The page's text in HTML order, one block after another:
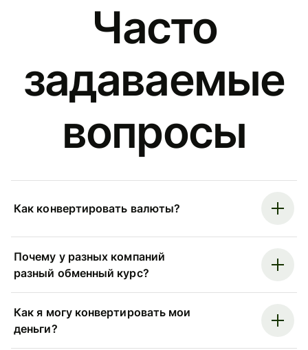
Часто
задаваемые
вопросы
Как конвертировать валюты?
Почему у разных компаний
разный обменный курс?
Как я могу конвертировать мои
деньги?